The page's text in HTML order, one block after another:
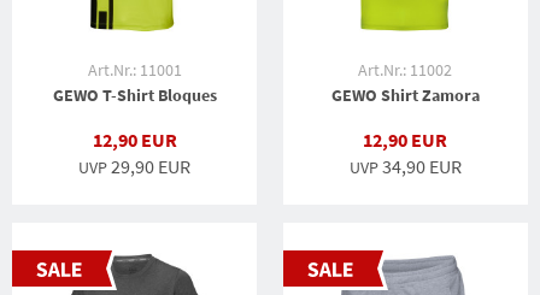
Art.Nr.: 11001
GEWO T-Shirt Bloques
12,90 EUR
UVP29,90 EUR
Art.Nr.: 11002
GEWO Shirt Zamora
12,90 EUR
UVP34,90 EUR